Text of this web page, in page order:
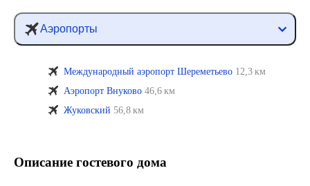
Аэропорты
Международный аэропорт Шереметьево 12,3 км
Аэропорт Внуково 46,6 км
Жуковский 56,8 км
Описание гостевого дома